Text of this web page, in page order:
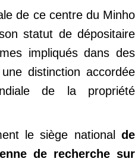
de ce centre du Minho
statut de dépositaire
impliqués dans des
distinction accordée
de la propriété
le siège national de
de recherche sur